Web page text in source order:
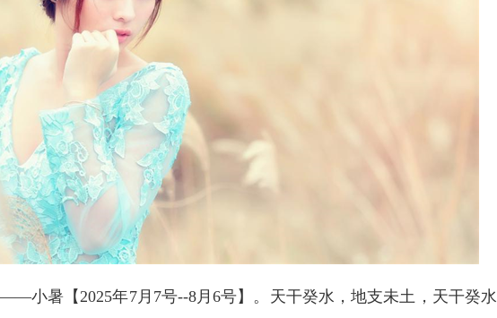
小暑【2025年7月7号--8月6号】。天干癸水，地支未土，天干癸水